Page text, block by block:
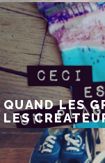
QUAND LES
LES